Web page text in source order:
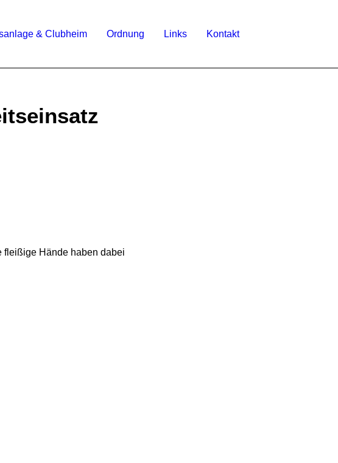
& Clubheim Ordnung Links Kontakt
fleißige Hände haben dabei